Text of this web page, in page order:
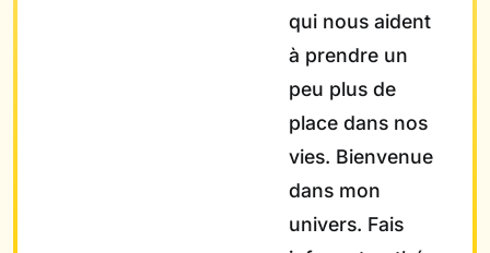
qui nous aident
à prendre un
peu plus de
place dans nos
vies. Bienvenue
dans mon
univers. Fais